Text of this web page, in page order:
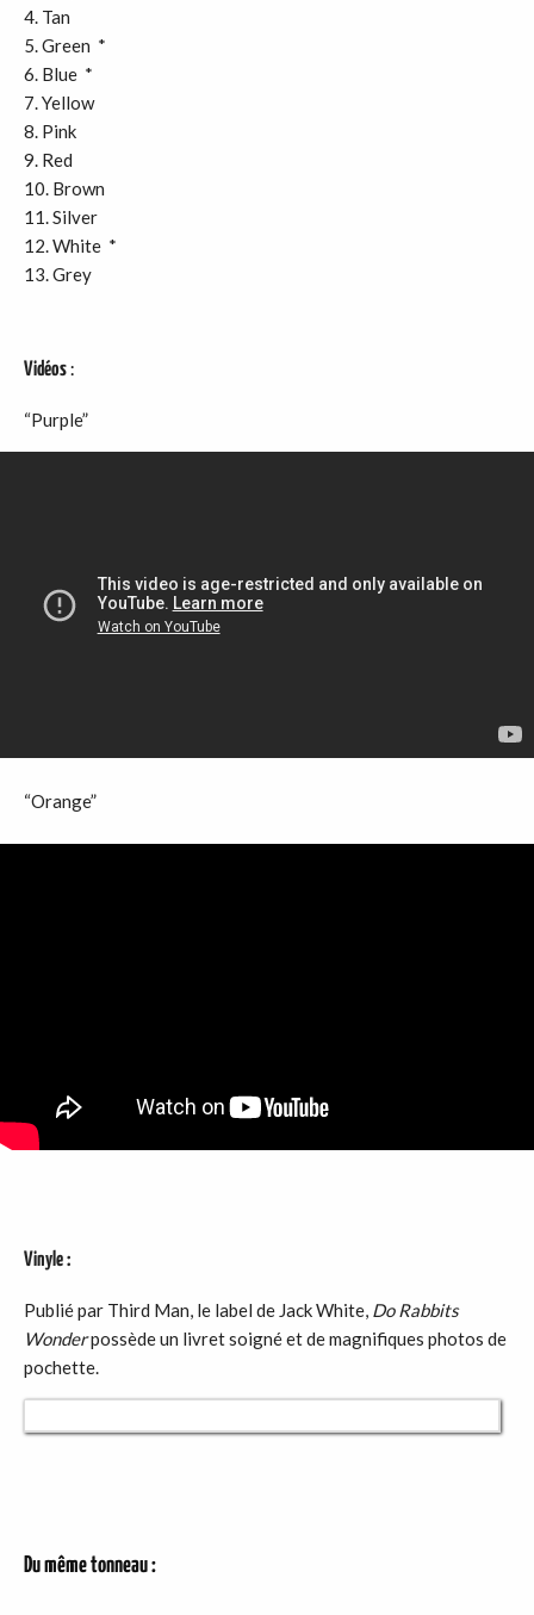
4. Tan
5. Green *
6. Blue *
7. Yellow
8. Pink
9. Red
10. Brown
11. Silver
12. White *
13. Grey
Vidéos:
“Purple”
“Orange”
Vinyle :
Publié par Third Man, le label de Jack White, Do Rabbits
Wonderpossède un livret soigné et de magnifiques photos de
pochette.
Du même tonneau :